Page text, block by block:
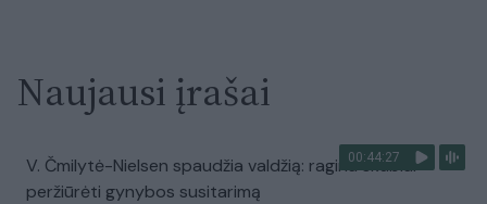
Naujausi įrašai
00:44:27
V. Čmilytė-Nielsen spaudžia valdžią: ragina skubiai
peržiūrėti gynybos susitarimą